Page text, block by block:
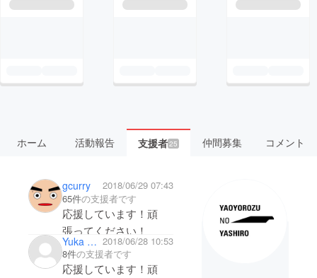
ホーム 活動報告 支援者 25 仲間募集 コメント
gcurry
2018/06/29 07:43
65件の支援者です
応援しています！頑
張ってください！
Yuka miya 2018/06/28 10:53
8件の支援者です
応援しています！頑